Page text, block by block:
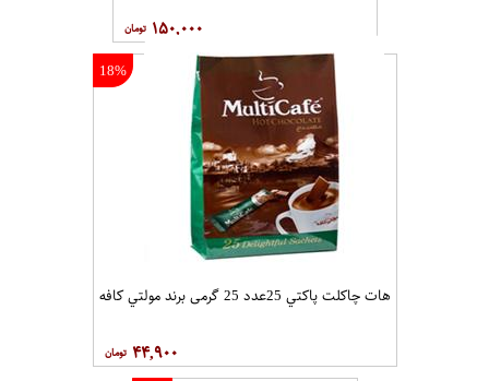
۱۵۰,۰۰۰
18%
هات چاکلت پاکتي 25عدد 25 گرمی برند مولتي کافه
۴۴,۹۰۰